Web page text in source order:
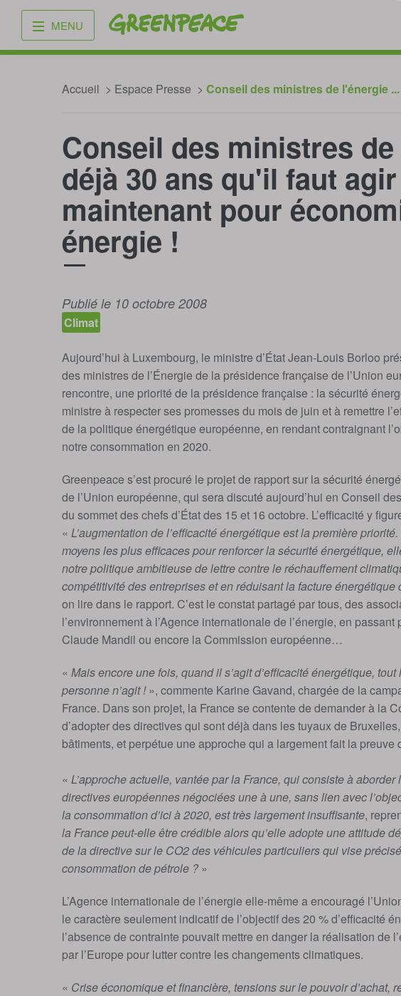
Greenpeace
MENU
Accueil Espace Presse Conseil des ministres de l'énergie ...
Conseil des ministres
déjà 30 ans qu'il faut agir
maintenant pour
énergie !
Publié le 10 octobre 2008
Climat
Aujourd’hui à Luxembourg, le ministre d’État Jean-Louis Borloo
des ministres de l’Énergie de la présidence française de l’Union
rencontre, une priorité de la présidence française : la sécurité
ministre à respecter ses promesses du mois de juin et à remettre
de la politique énergétique européenne, en rendant contraignant
notre consommation en 2020.
Greenpeace s’est procuré le projet de rapport sur la sécurité
de l’Union européenne, qui sera discuté aujourd’hui en Conseil
du sommet des chefs d’État des 15 et 16 octobre. L’efficacité y
« L’augmentation de l’efficacité énergétique est la première
moyens les plus efficaces pour renforcer la sécurité énergétique,
notre politique ambitieuse de lettre contre le réchauffement
compétitivité des entreprises et en réduisant la facture énergétique
on lire dans le rapport. C’est le constat partagé par tous, des
l’environnement à l’Agence internationale de l’énergie, en
Claude Mandil ou encore la Commission européenne…
« Mais encore une fois, quand il s’agit d’efficacité énergétique,
personne n’agit !», commente Karine Gavand, chargée de la
France. Dans son projet, la France se contente de demander à la
d’adopter des directives qui sont déjà dans les tuyaux de
bâtiments, et perpétue une approche qui a largement fait la
« L’approche actuelle, vantée par la France, qui consiste à
directives européennes négociées une à une, sans lien avec
la consommation d’ici à 2020, est très largement insuffisante,
la France peut-elle être crédible alors qu’elle adopte une attitude
de la directive sur le CO2 des véhicules particuliers qui vise
consommation de pétrole ? »
L’Agence internationale de l’énergie elle-même a encouragé
le caractère seulement indicatif de l’objectif des 20 % d’efficacité
l’absence de contrainte pouvait mettre en danger la réalisation de
par l’Europe pour lutter contre les changements climatiques.
« Crise économique et financière, tensions sur le pouvoir d’achat,